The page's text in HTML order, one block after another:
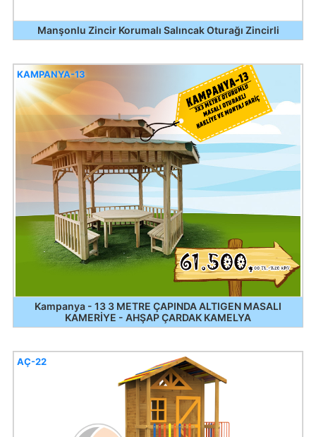
Manşonlu Zincir Korumalı Salıncak Oturağı Zincirli
Kampanya - 13 3 METRE ÇAPINDA ALTIGEN MASALI
KAMERİYE - AHŞAP ÇARDAK KAMELYA
KAMPANYA-13
AÇ-22